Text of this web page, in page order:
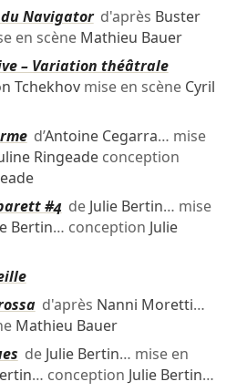
Navigatord'après Buster
en scène Mathieu Bauer
– Variation théâtrale
Tchekhovmise en scène Cyril
d’Antoine Cegarra… mise
Ringeadeconception
#4 de Julie Bertin… mise
Bertin… conception Julie
d'après Nanni Moretti…
Mathieu Bauer
de Julie Bertin… mise en
… conception Julie Bertin…